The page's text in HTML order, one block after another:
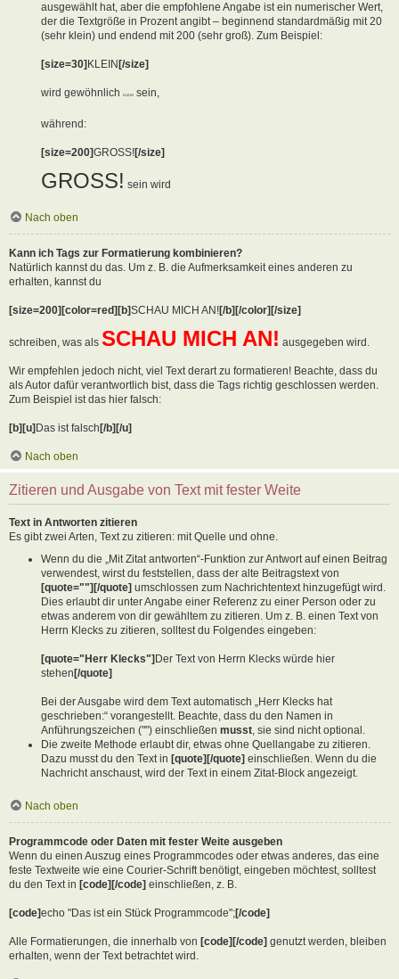
ausgewählt hat, aber die empfohlene Angabe ist ein numerischer Wert,
der die Textgröße in Prozent angibt – beginnend standardmäßig mit 20
(sehr klein) und endend mit 200 (sehr groß). Zum Beispiel:
[size=30]KLEIN[/size]
wird gewöhnlich KLEIN sein,
während:
[size=200]GROSS![/size]
GROSS! sein wird
Nach oben
Kann ich Tags zur Formatierung kombinieren?
Natürlich kannst du das. Um z. B. die Aufmerksamkeit eines anderen zu
erhalten, kannst du
[size=200][color=red][b]SCHAU MICH AN![/b][/color][/size]
schreiben, was als SCHAU MICH AN! ausgegeben wird.
Wir empfehlen jedoch nicht, viel Text derart zu formatieren! Beachte, dass du
als Autor dafür verantwortlich bist, dass die Tags richtig geschlossen werden.
Zum Beispiel ist das hier falsch:
[b][u]Das ist falsch[/b][/u]
Nach oben
Zitieren und Ausgabe von Text mit fester Weite
Text in Antworten zitieren
Es gibt zwei Arten, Text zu zitieren: mit Quelle und ohne.
Wenn du die „Mit Zitat antworten“-Funktion zur Antwort auf einen Beitrag
verwendest, wirst du feststellen, dass der alte Beitragstext von
[quote=""][/quote] umschlossen zum Nachrichtentext hinzugefügt wird.
Dies erlaubt dir unter Angabe einer Referenz zu einer Person oder zu
etwas anderem von dir gewähltem zu zitieren. Um z. B. einen Text von
Herrn Klecks zu zitieren, solltest du Folgendes eingeben:
[quote="Herr Klecks"] Der Text von Herrn Klecks würde hier
stehen [/quote]
Bei der Ausgabe wird dem Text automatisch „Herr Klecks hat
geschrieben:“ vorangestellt. Beachte, dass du den Namen in
Anführungszeichen ("") einschließen musst, sie sind nicht optional.
Die zweite Methode erlaubt dir, etwas ohne Quellangabe zu zitieren.
Dazu musst du den Text in [quote][/quote] einschließen. Wenn du die
Nachricht anschaust, wird der Text in einem Zitat-Block angezeigt.
Nach oben
Programmcode oder Daten mit fester Weite ausgeben
Wenn du einen Auszug eines Programmcodes oder etwas anderes, das eine
feste Textweite wie eine Courier-Schrift benötigt, eingeben möchtest, solltest
du den Text in [code][/code] einschließen, z. B.
[code]echo "Das ist ein Stück Programmcode";[/code]
Alle Formatierungen, die innerhalb von [code][/code] genutzt werden, bleiben
erhalten, wenn der Text betrachtet wird.